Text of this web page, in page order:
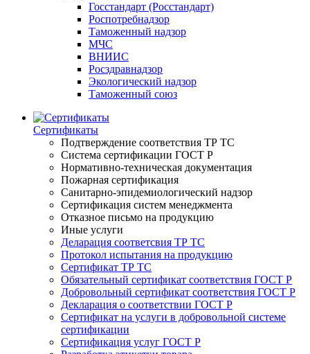
Госстандарт (Росстандарт)
Роспотребнадзор
Таможенный надзор
МЧС
ВНИИС
Росздравнадзор
Экологический надзор
Таможенный союз
Сертификаты
Подтверждение соответствия ТР ТС
Система сертификации ГОСТ Р
Нормативно-техническая документация
Пожарная сертификация
Санитарно-эпидемиологический надзор
Сертификация систем менеджмента
Отказное письмо на продукцию
Иные услуги
Деларация соответсвия ТР ТС
Протокол испытания на продукцию
Сертификат ТР ТС
Обязательный сертификат соответствия ГОСТ Р
Добровольный сертификат соответствия ГОСТ Р
Декларация о соответствии ГОСТ Р
Сертификат на услуги в добровольной системе
сертификации
Сертификация услуг ГОСТ Р